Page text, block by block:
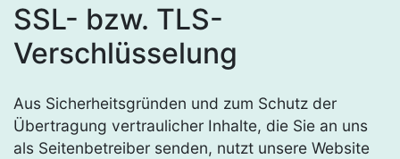
SSL- bzw. TLS-
Verschlüsselung
Aus Sicherheitsgründen und zum Schutz der
Übertragung vertraulicher Inhalte, die Sie an uns
als Seitenbetreiber senden, nutzt unsere Website